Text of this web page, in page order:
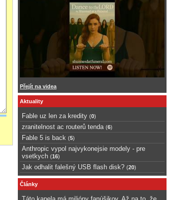
Přejít na videa
Aktuality
Fable uz len za kredity (0)
zranitelnost ac routerů tenda (6)
Fable 5 is back (5)
Anthropic vypol najvykonejsie modely - pre
vsetkych (16)
Jak odhalit falešný USB flash disk? (20)
Články